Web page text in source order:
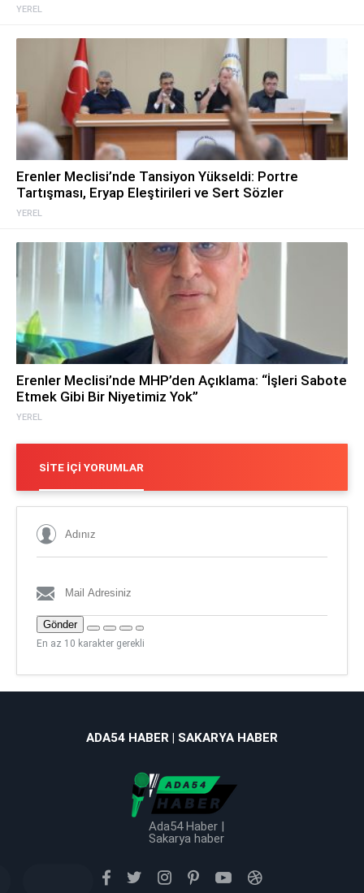
YEREL
YEREL
Erenler Meclisi’nde Tansiyon Yükseldi: Portre
Tartışması, Eryap Eleştirileri ve Sert Sözler
YEREL
Erenler Meclisi’nde MHP’den Açıklama: “İşleri Sabote
Etmek Gibi Bir Niyetimiz Yok”
SITE İÇI YORUMLAR
Gönder
En az 10 karakter gerekli
ADA54 HABER | SAKARYA HABER
Ada54 Haber |
Sakarya haber